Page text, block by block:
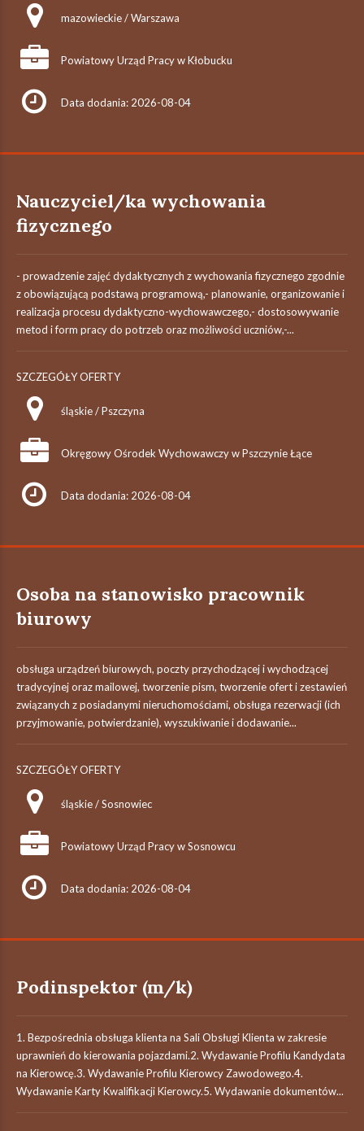
mazowieckie / Warszawa
Powiatowy Urząd Pracy w Kłobucku
Data dodania: 2026-08-04
Nauczyciel/ka wychowania
fizycznego
- prowadzenie zajęć dydaktycznych z wychowania fizycznego zgodnie
z obowiązującą podstawą programową,- planowanie, organizowanie i
realizacja procesu dydaktyczno-wychowawczego,- dostosowywanie
metod i form pracy do potrzeb oraz możliwości uczniów,-...
SZCZEGÓŁY OFERTY
śląskie / Pszczyna
Okręgowy Ośrodek Wychowawczy w Pszczynie Łące
Data dodania: 2026-08-04
Osoba na stanowisko pracownik
biurowy
obsługa urządzeń biurowych, poczty przychodzącej i wychodzącej
tradycyjnej oraz mailowej, tworzenie pism, tworzenie ofert i zestawień
związanych z posiadanymi nieruchomościami, obsługa rezerwacji (ich
przyjmowanie, potwierdzanie), wyszukiwanie i dodawanie...
SZCZEGÓŁY OFERTY
śląskie / Sosnowiec
Powiatowy Urząd Pracy w Sosnowcu
Data dodania: 2026-08-04
Podinspektor (m/k)
1. Bezpośrednia obsługa klienta na Sali Obsługi Klienta w zakresie
uprawnień do kierowania pojazdami.2. Wydawanie Profilu Kandydata
na Kierowcę.3. Wydawanie Profilu Kierowcy Zawodowego.4.
Wydawanie Karty Kwalifikacji Kierowcy.5. Wydawanie dokumentów...